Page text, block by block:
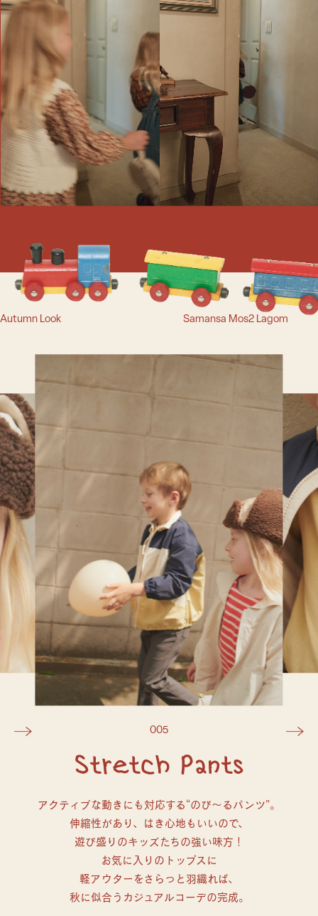
Autumn Look Samansa Mos2 Lagom
005
Stretch Pants
アクティブな動きにも対応する“のび～るパンツ”。
伸縮性があり、はき心地もいいので、
遊び盛りのキッズたちの強い味方！
お気に入りのトップスに
軽アウターをさらっと羽織れば、
秋に似合うカジュアルコーデの完成。